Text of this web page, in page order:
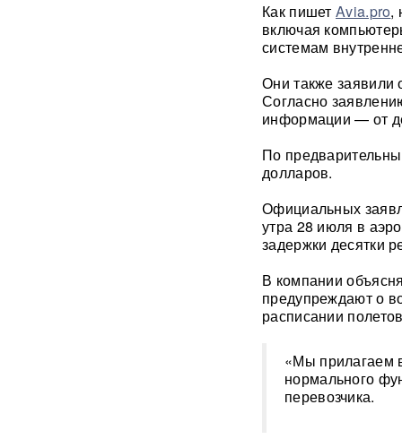
Как пишет Avia.pro,
включая
системам
Они также заявили
Согласно
информации — от
По
долларов.
Официальных
утра 28 июля в
задержки десятки
В компании
предупреждают о
расписании
«Мы прилагаем
нормального
перевозчика.